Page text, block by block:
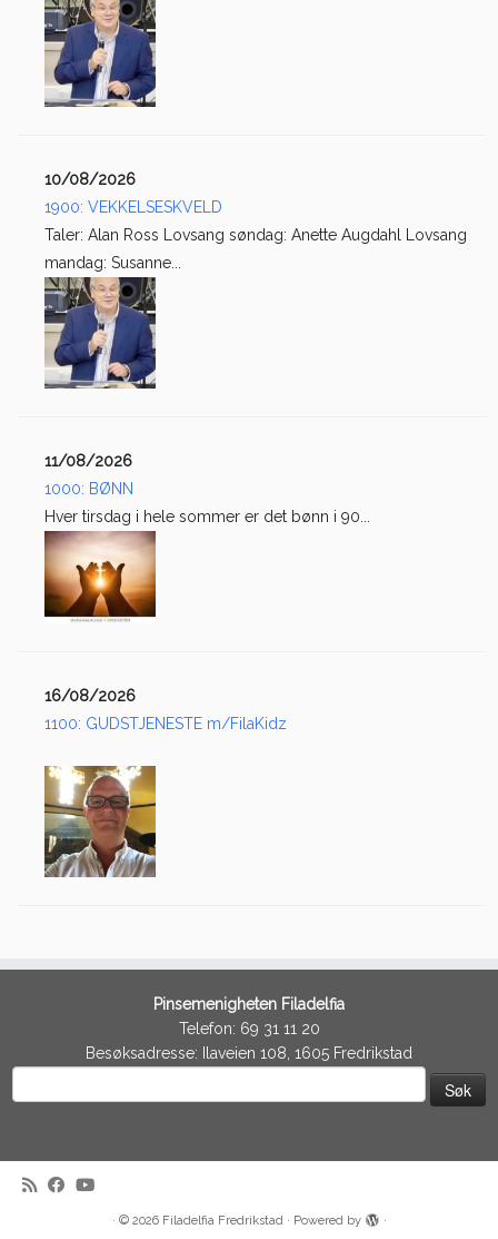
10/08/2026
1900: VEKKELSESKVELD
Taler: Alan Ross Lovsang søndag: Anette Augdahl Lovsang
mandag: Susanne...
11/08/2026
1000: BØNN
Hver tirsdag i hele sommer er det bønn i 90...
16/08/2026
1100: GUDSTJENESTE m/FilaKidz
Pinsemenigheten Filadelfia
Telefon: 69 31 11 20
Besøksadresse: Ilaveien 108, 1605 Fredrikstad
etter:
· © 2026 Filadelfia Fredrikstad · Powered by
·